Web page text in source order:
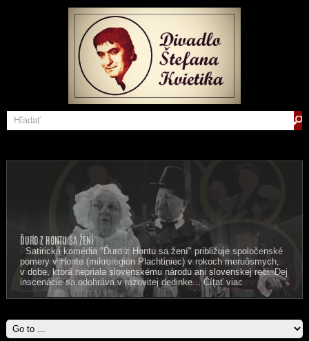
ĎURO Z HONTU SA ŽENÍ
Satirická komédia "Ďuro z Hontu sa žení" približuje spoločenské
pomery v Honte (mikroregión Plachtiniec) v rokoch meruôsmych,
v dobe, ktorá nepriala slovenskému národu ani slovenskej reči. Dej
inscenácie sa odohráva v rázovitej dedinke... Čítať viac
K A B A R E T
Potrebujete si po práci oddýchnuť a "zresetovať" hlavu od
každodenných starostí? Neváhajte, prijmite pozvanie a pozrite si
multižánrové zábavné predstavenie Divadla Štefana Kvietika
"KABARET", plné humorných scénok, spevu, kúziel a tanca.
Hrajú: Jana...Čítať viac